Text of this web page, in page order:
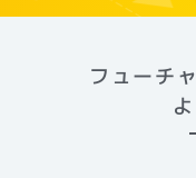
フューチ